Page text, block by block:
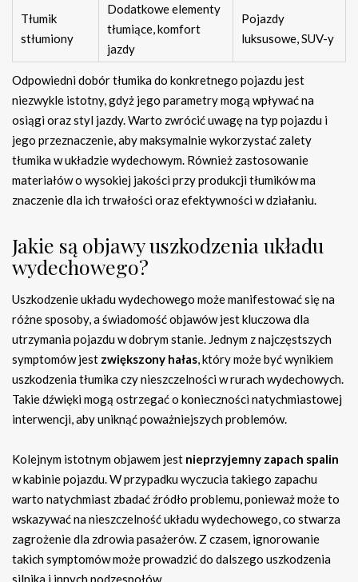
Tłumik
stłumiony
Dodatkowe elementy
tłumiące, komfort
jazdy
Pojazdy
luksusowe, SUV-y
Odpowiedni dobór tłumika do konkretnego pojazdu jest
niezwykle istotny, gdyż jego parametry mogą wpływać na
osiągi oraz styl jazdy. Warto zwrócić uwagę na typ pojazdu i
jego przeznaczenie, aby maksymalnie wykorzystać zalety
tłumika w układzie wydechowym. Również zastosowanie
materiałów o wysokiej jakości przy produkcji tłumików ma
znaczenie dla ich trwałości oraz efektywności w działaniu.
Jakie są objawy uszkodzenia układu
wydechowego?
Uszkodzenie układu wydechowego może manifestować się na
różne sposoby, a świadomość objawów jest kluczowa dla
utrzymania pojazdu w dobrym stanie. Jednym z najczęstszych
symptomów jest zwiększony hałas, który może być wynikiem
uszkodzenia tłumika czy nieszczelności w rurach wydechowych.
Takie dźwięki mogą ostrzegać o konieczności natychmiastowej
interwencji, aby uniknąć poważniejszych problemów.
Kolejnym istotnym objawem jest nieprzyjemny zapach spalin
w kabinie pojazdu. W przypadku wyczucia takiego zapachu
warto natychmiast zbadać źródło problemu, ponieważ może to
wskazywać na nieszczelność układu wydechowego, co stwarza
zagrożenie dla zdrowia pasażerów. Z czasem, ignorowanie
takich symptomów może prowadzić do dalszego uszkodzenia
silnika i innych podzespołów.